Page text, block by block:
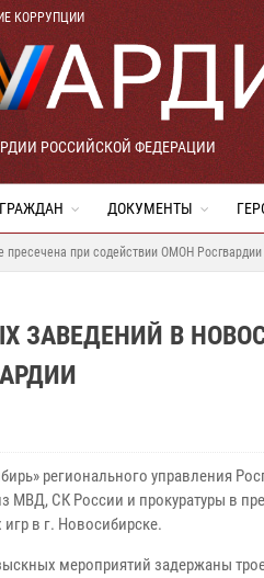
КОРРУПЦИИ
РОССИЙСКОЙ ФЕДЕРАЦИИ
ДОКУМЕНТЫ
пресечена при содействии ОМОН Росгвардии
ЗАВЕДЕНИЙ В
регионального управления
МВД, СК России и прокуратуры в
в г. Новосибирске.
мероприятий задержаны